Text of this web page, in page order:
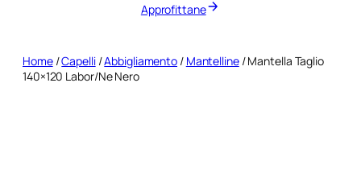
Approfittane
Home/Capelli/Abbigliamento / Mantelline/ Mantella Taglio
140×120 Labor/Ne Nero